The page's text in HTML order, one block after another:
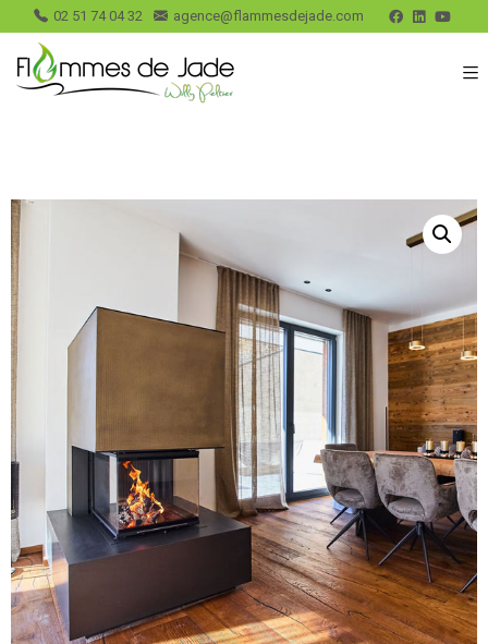
02 51 74 04 32 agence@flammesdejade.com